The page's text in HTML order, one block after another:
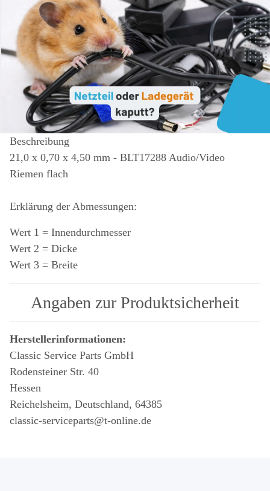
Beschreibung
21,0 x 0,70 x 4,50 mm - BLT17288 Audio/Video
Riemen flach
Erklärung der Abmessungen:
Wert 1 = Innendurchmesser
Wert 2 = Dicke
Wert 3 = Breite
Angaben zur Produktsicherheit
Herstellerinformationen:
Classic Service Parts GmbH
Rodensteiner Str. 40
Hessen
Reichelsheim, Deutschland, 64385
classic-serviceparts@t-online.de